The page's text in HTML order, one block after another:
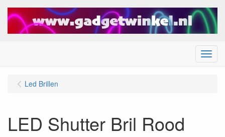
Menu
Led Brillen
LED Shutter Bril Rood